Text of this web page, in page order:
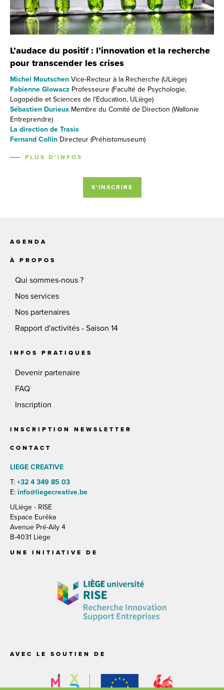
L’audace du positif : l’innovation et la recherche
pour transcender les crises
Michel Moutschen Vice-Recteur à la Recherche (ULiège)
Fabienne Glowacz Professeure (Faculté de Psychologie,
Logopédie et Sciences de l'Education, ULiège)
Sébastien Durieux Membre du Comité de Direction (Wallonie
Entreprendre)
La direction de Trasis
Fernand Collin Directeur (Préhistomuseum)
PLUS D'INFOS
S'INSCRIRE
AGENDA
À PROPOS
Qui sommes-nous ?
Nos services
Nos partenaires
Rapport d'activités - Saison 14
INFOS PRATIQUES
Devenir partenaire
FAQ
Inscription
INSCRIPTION NEWSLETTER
CONTACT
LIEGE CREATIVE
T: +32 4 349 85 03
E: info@liegecreative.be
ULiège - RISE
Espace Eurêka
Avenue Pré-Aily 4
B-4031 Liège
UNE INITIATIVE DE
AVEC LE SOUTIEN DE